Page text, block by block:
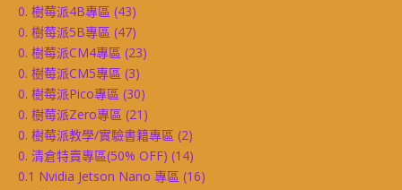
0. 樹莓派4B專區 (43)
0. 樹莓派5B專區 (47)
0. 樹莓派CM4專區 (23)
0. 樹莓派CM5專區 (3)
0. 樹莓派Pico專區 (30)
0. 樹莓派Zero專區 (21)
0. 樹莓派教學/實驗書籍專區 (2)
0. 清倉特賣專區(50% OFF) (14)
0.1 Nvidia Jetson Nano 專區 (16)